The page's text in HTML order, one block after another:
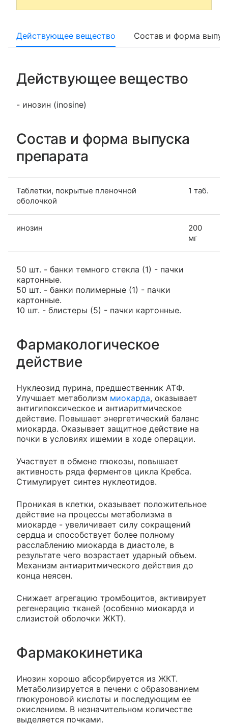
Действующее вещество Состав и форма
Действующее вещество
- инозин (inosine)
Состав и форма выпуска
препарата
Таблетки, покрытые пленочной
оболочкой
1 таб.
инозин
200
мг
50 шт. - банки темного стекла (1) - пачки
картонные.
50 шт. - банки полимерные (1) - пачки
картонные.
10 шт. - блистеры (5) - пачки картонные.
Фармакологическое
действие
Нуклеозид пурина, предшественник АТФ.
Улучшает метаболизм миокарда, оказывает
антигипоксическое и антиаритмическое
действие. Повышает энергетический баланс
миокарда. Оказывает защитное действие на
почки в условиях ишемии в ходе операции.
Участвует в обмене глюкозы, повышает
активность ряда ферментов цикла Кребса.
Стимулирует синтез нуклеотидов.
Проникая в клетки, оказывает положительное
действие на процессы метаболизма в
миокарде - увеличивает силу сокращений
сердца и способствует более полному
расслаблению миокарда в диастоле, в
результате чего возрастает ударный объем.
Механизм антиаритмического действия до
конца неясен.
Снижает агрегацию тромбоцитов, активирует
регенерацию тканей (особенно миокарда и
слизистой оболочки ЖКТ).
Фармакокинетика
Инозин хорошо абсорбируется из ЖКТ.
Метаболизируется в печени с образованием
глюкуроновой кислоты и последующим ее
окислением. В незначительном количестве
выделяется почками.